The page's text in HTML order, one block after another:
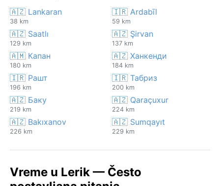
🇦🇿 Lankaran
38 km
🇮🇷 Ardabīl
59 km
🇦🇿 Saatlı
129 km
🇦🇿 Şirvan
137 km
🇦🇲 Капан
180 km
🇦🇿 Ханкенди
184 km
🇮🇷 Рашт
196 km
🇮🇷 Табриз
200 km
🇦🇿 Баку
219 km
🇦🇿 Qaraçuxur
224 km
🇦🇿 Bakıxanov
226 km
🇦🇿 Sumqayıt
229 km
Vreme u Lerik — Često